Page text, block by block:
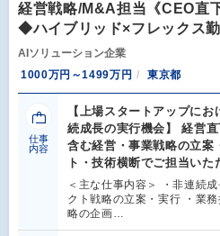
経営戦略/M&A担当《CEO直
◆ハイブリッド×フレックス勤
AIソリューション企業
1000万円～1499万円
東京都
仕事
内容
【上場スタートアップに
続成長の実行機会】 経営
含む経営・事業戦略の立案
ト・技術横断でご担当いた
＜主な仕事内容＞ ・非連続
クト戦略の立案・実行 ・業
略の企画…